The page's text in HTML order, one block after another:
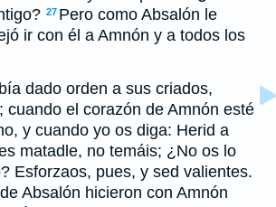
27 Pero como Absalón le
ir con él a Amnón y a todos los
dado orden a sus criados,
cuando el corazón de Amnón esté
y cuando yo os diga: Herid a
matadle, no temáis; ¿No os lo
Esforzaos, pues, y sed valientes.
Absalón hicieron con Amnón